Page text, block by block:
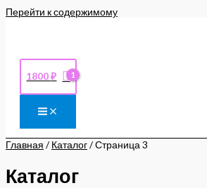
Перейти к содержимому
1800₽
Главная / Каталог/ Страница 3
Каталог